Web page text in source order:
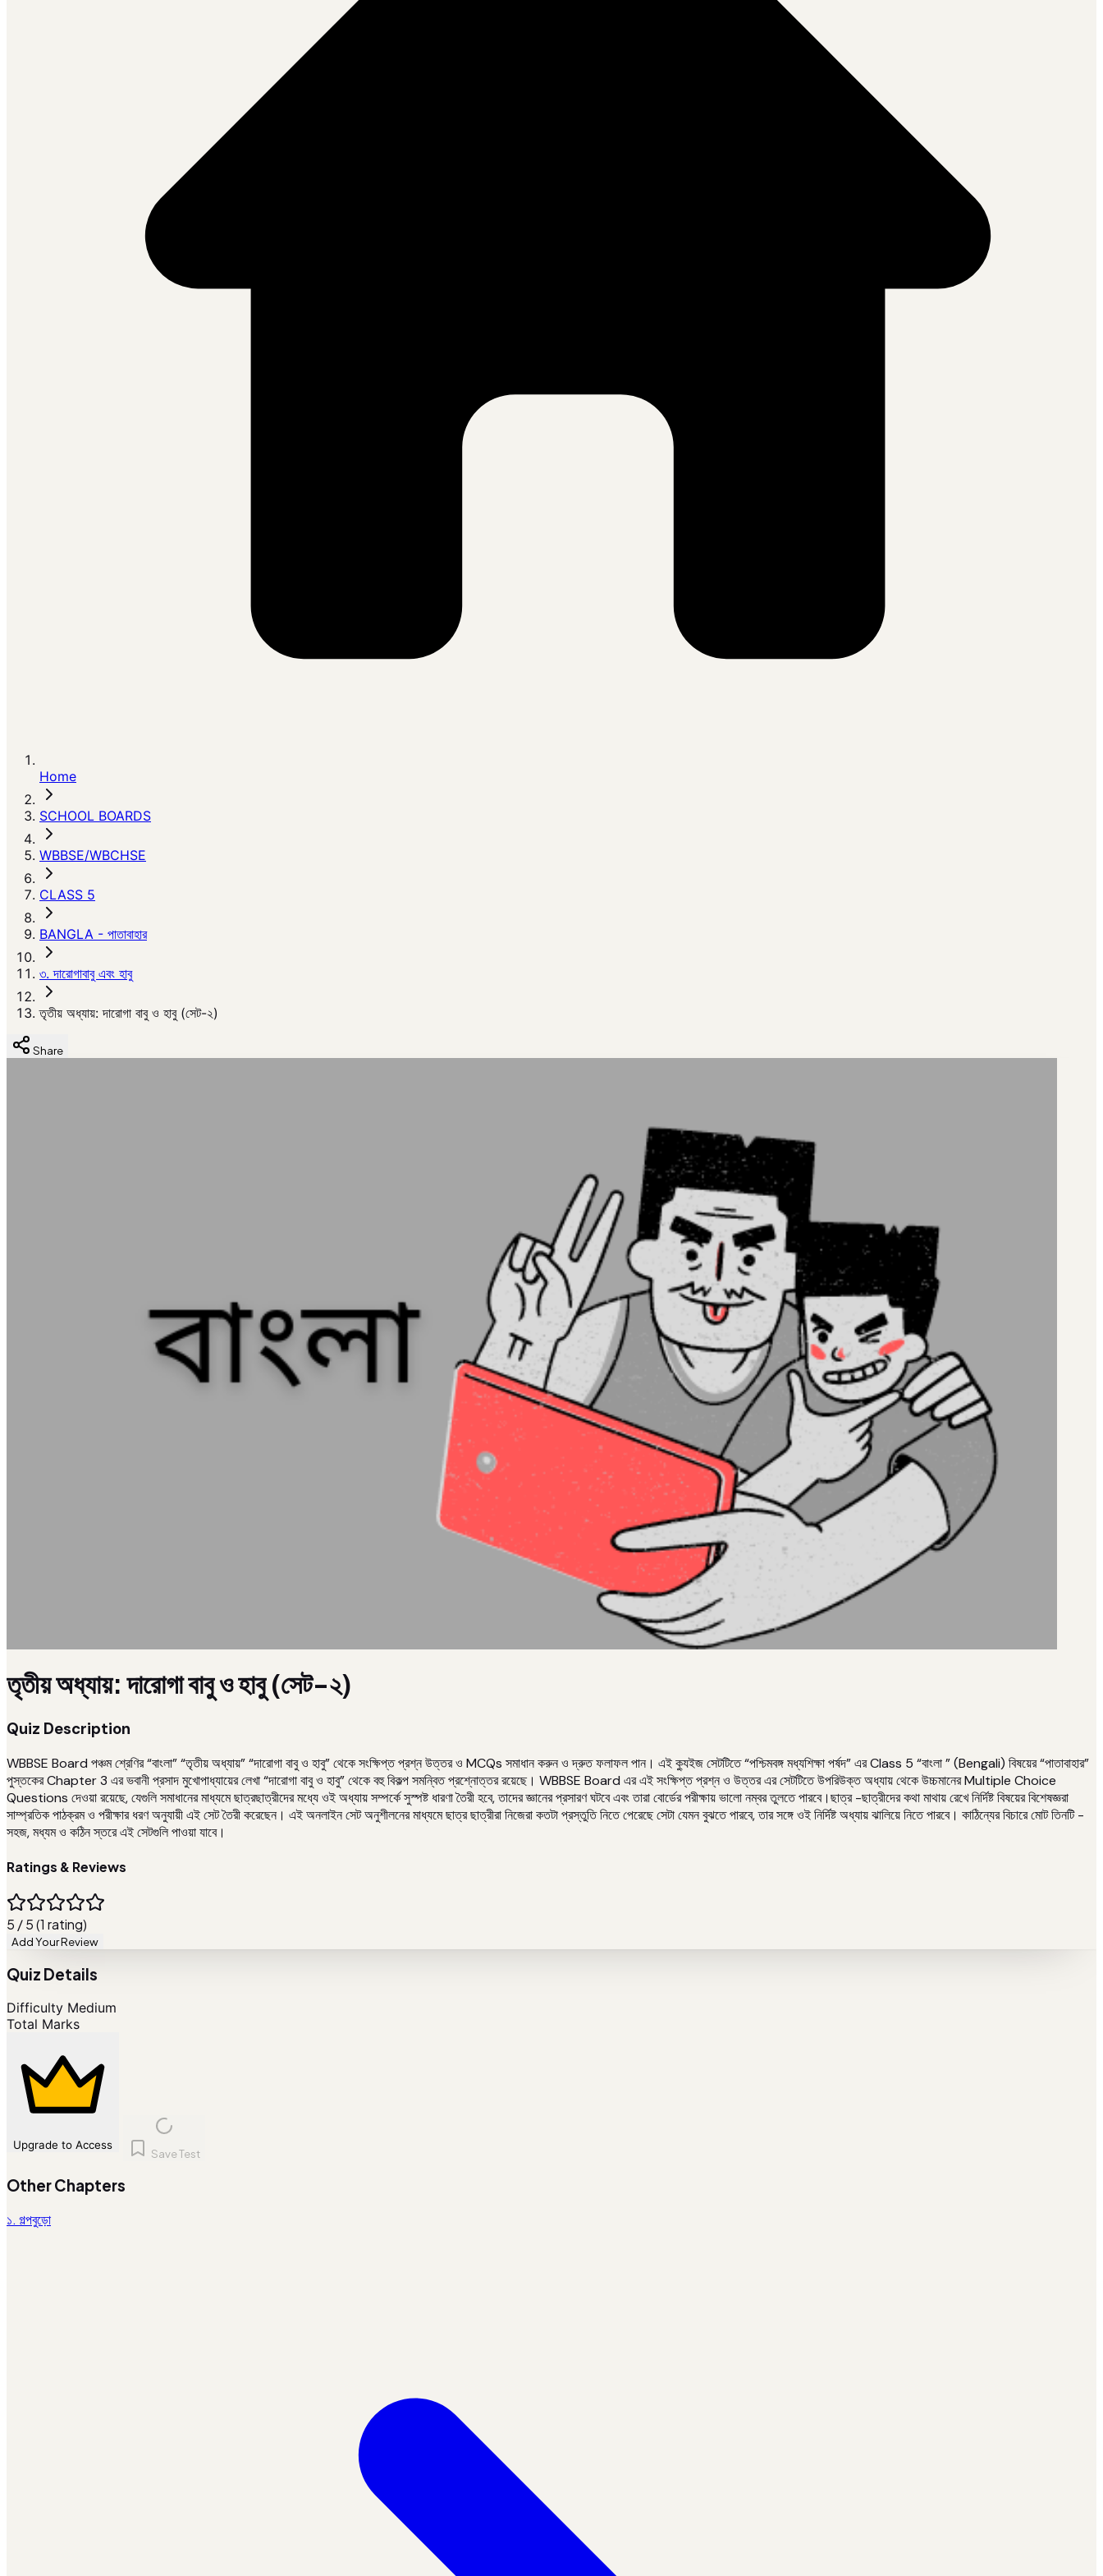
Home
SCHOOL BOARDS
WBBSE/WBCHSE
CLASS 5
BANGLA - পাতাবাহার
৩. দারোগাবাবু এবং হাবু
তৃতীয় অধ্যায়: দারোগা বাবু ও হাবু (সেট-২)
Share
তৃতীয় অধ্যায়: দারোগা বাবু ও হাবু (সেট-২)
Quiz Description
WBBSE Board পঞ্চম শ্রেণির “বাংলা” “তৃতীয় অধ্যায়” “দারোগা বাবু ও হাবু” থেকে সংক্ষিপ্ত প্রশ্ন উত্তর ও MCQs সমাধান করুন ও দ্রুত ফলাফল পান। এই ক্যুইজ সেটটিতে “পশ্চিমবঙ্গ মধ্যশিক্ষা পর্ষদ” এর Class 5 “বাংলা ” (Bengali) বিষয়ের “পাতাবাহার”
পুস্তকের Chapter 3 এর ভবানী প্রসাদ মুখোপাধ্যায়ের লেখা “দারোগা বাবু ও হাবু” থেকে বহু বিকল্প সমন্বিত প্রশ্নোত্তর রয়েছে। WBBSE Board এর এই সংক্ষিপ্ত প্রশ্ন ও উত্তর এর সেটটিতে উপরিউক্ত অধ্যায় থেকে উচ্চমানের Multiple Choice
Questions দেওয়া রয়েছে, যেগুলি সমাধানের মাধ্যমে ছাত্রছাত্রীদের মধ্যে ওই অধ্যায় সম্পর্কে সুস্পষ্ট ধারণা তৈরী হবে, তাদের জ্ঞানের প্রসারণ ঘটবে এবং তারা বোর্ডের পরীক্ষায় ভালো নম্বর তুলতে পারবে।ছাত্র -ছাত্রীদের কথা মাথায় রেখে নির্দিষ্ট বিষয়ের বিশেষজ্ঞরা
সাম্প্রতিক পাঠক্রম ও পরীক্ষার ধরণ অনুযায়ী এই সেট তৈরী করেছেন। এই অনলাইন সেট অনুশীলনের মাধ্যমে ছাত্র ছাত্রীরা নিজেরা কতটা প্রস্তুতি নিতে পেরেছে সেটা যেমন বুঝতে পারবে, তার সঙ্গে ওই নির্দিষ্ট অধ্যায় ঝালিয়ে নিতে পারবে। কাঠিন্যের বিচারে মোট তিনটি -
সহজ, মধ্যম ও কঠিন স্তরে এই সেটগুলি পাওয়া যাবে।
Ratings & Reviews
5 / 5 (1 rating)
Add Your Review
Quiz Details
Difficulty Medium
Total Marks
Upgrade to Access
Save Test
Other Chapters
১. গল্পবুড়ো